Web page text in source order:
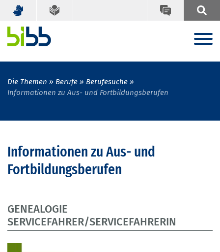
Die Themen Berufe
Berufesuche
Informationen zu Aus- und Fortbildungsberufen
Informationen zu Aus- und
Fortbildungsberufen
GENEALOGIE
SERVICEFAHRER/SERVICEFAHRERIN